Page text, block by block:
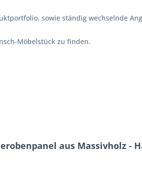
sowie ständig wechselnde
Möbelstück zu finden.
aus Massivholz -